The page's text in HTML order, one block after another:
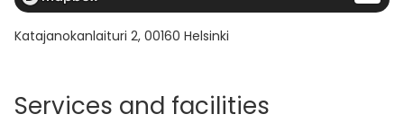
Katajanokanlaituri 2, 00160 Helsinki
Services and facilities